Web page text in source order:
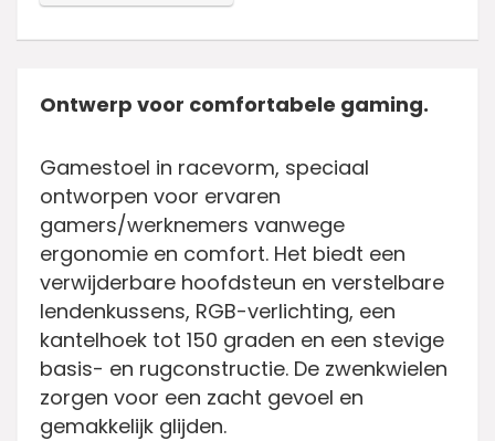
Ontwerp voor comfortabele gaming.
Gamestoel in racevorm, speciaal
ontworpen voor ervaren
gamers/werknemers vanwege
ergonomie en comfort. Het biedt een
verwijderbare hoofdsteun en verstelbare
lendenkussens, RGB-verlichting, een
kantelhoek tot 150 graden en een stevige
basis- en rugconstructie. De zwenkwielen
zorgen voor een zacht gevoel en
gemakkelijk glijden.